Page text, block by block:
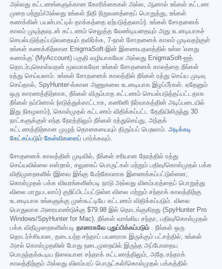
அல்லது கட்டணங்களுக்கான கோரிக்கைகள் அல்ல, ஆனால் உங்கள் கட்டண
முறை மற்றும்/அல்லது உங்கள் நிதி நிறுவனத்தைப் பொறுத்து, உங்கள்
கணக்கின் பயன்பாட்டில் தாக்கத்தை ஏற்படுத்தலாம்). உங்கள் சோதனைக்
காலம் முடிந்தவுடன் கட்டணம் செலுத்த வேண்டியதையும் அது உடனடியாகச்
செயல்படுத்தப்படுவதையும் தவிர்க்க, 7-நாள் சோதனைக் காலம் முடிவதற்குள்
உங்கள் கணக்கிற்கான EnigmaSoft-இன் இணையதளத்தில் உள்ள 'எனது
கணக்கு' (MyAccount) பகுதி வழியாகவோ அல்லது EnigmaSoft-ஐத்
தொடர்புகொள்வதன் மூலமாகவோ உங்கள் சோதனைக் காலத்தை நீங்கள்
ரத்து செய்யலாம். உங்கள் சோதனைக் காலத்தில் நீங்கள் ரத்து செய்ய முடிவு
செய்தால், SpyHunter-க்கான அணுகலை உடனடியாக இழப்பீர்கள். ஏதேனும்
ஒரு காரணத்திற்காக, நீங்கள் விரும்பாத கட்டணம் செயல்படுத்தப்பட்டதாக
நீங்கள் நம்பினால் (எடுத்துக்காட்டாக, கணினி நிர்வாகத்தின் அடிப்படையில்
இது நிகழலாம்), கொள்முதல் கட்டணம் விதிக்கப்பட்ட தேதியிலிருந்து 30
நாட்களுக்குள் எந்த நேரத்திலும் நீங்கள் ரத்துசெய்து, அந்தக்
கட்டணத்திற்கான முழுத் தொகையையும் திரும்பப் பெறலாம். அடிக்கடி
கேட்கப்படும் கேள்விகளைப் பார்க்கவும்.
சோதனைக் காலத்தின் முடிவில், நீங்கள் சரியான நேரத்தில் ரத்து
செய்யவில்லை என்றால், சலுகைப் பொருட்கள் மற்றும் பதிவு/கொள்முதல் பக்க
விதிமுறைகளில் (இவை இங்கு மேற்கோளாக இணைக்கப்பட்டுள்ளன;
கொள்முதல் பக்க விவரங்களின்படி நாடு அல்லது விளம்பரத்தைப் பொறுத்து
விலை மாறுபடலாம்) குறிப்பிடப்பட்டுள்ள விலை மற்றும் சந்தாக் காலத்திற்கு
உடனடியாக உங்களுக்கு முன்கூட்டியே கட்டணம் விதிக்கப்படும். விலை
பொதுவாக அரையாண்டுக்கு $79.98 இல் தொடங்குகிறது (SpyHunter Pro
Windows/SpyHunter for Mac). நீங்கள் வாங்கிய சந்தா, பதிவு/கொள்முதல்
பக்க விதிமுறைகளின்படி தானாகவே புதுப்பிக்கப்படும் . நீங்கள் ஒரு
தொடர்ச்சியான, தடையற்ற சந்தாப் பயனராக இருக்கும் பட்சத்தில், உங்கள்
அசல் கொள்முதலின் போது நடைமுறையில் இருந்த அப்போதைய
பொருந்தக்கூடிய நிலையான சந்தாக் கட்டணத்திலும், அதே சந்தாக்
காலத்திற்கும் அல்லது விளம்பரப் பொருட்கள்/கொள்முதல் பக்கத்தில்